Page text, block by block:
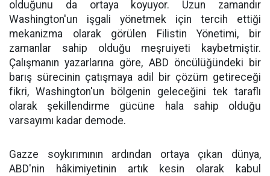
olduğunu da ortaya koyuyor. Uzun zamandır
Washington'un işgali yönetmek için tercih ettiği
mekanizma olarak görülen Filistin Yönetimi, bir
zamanlar sahip olduğu meşruiyeti kaybetmiştir.
Çalışmanın yazarlarına göre, ABD öncülüğündeki bir
barış sürecinin çatışmaya adil bir çözüm getireceği
fikri, Washington'un bölgenin geleceğini tek taraflı
olarak şekillendirme gücüne hala sahip olduğu
varsayımı kadar demode.
Gazze soykırımının ardından ortaya çıkan dünya,
ABD'nin hâkimiyetinin artık kesin olarak kabul